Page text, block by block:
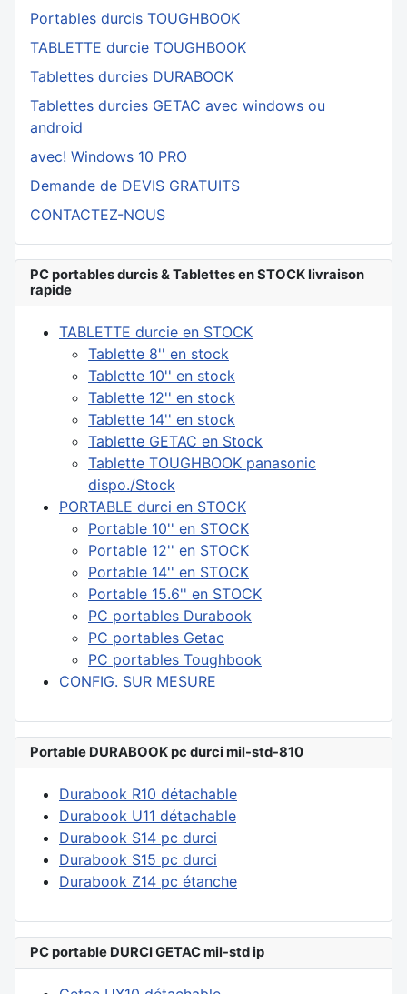
Portables durcis TOUGHBOOK
TABLETTE durcie TOUGHBOOK
Tablettes durcies DURABOOK
Tablettes durcies GETAC avec windows ou
android
avec! Windows 10 PRO
Demande de DEVIS GRATUITS
CONTACTEZ-NOUS
PC portables durcis & Tablettes en STOCK livraison
rapide
TABLETTE durcie en STOCK
Tablette 8'' en stock
Tablette 10'' en stock
Tablette 12'' en stock
Tablette 14'' en stock
Tablette GETAC en Stock
Tablette TOUGHBOOK panasonic
dispo./Stock
PORTABLE durci en STOCK
Portable 10'' en STOCK
Portable 12'' en STOCK
Portable 14'' en STOCK
Portable 15.6'' en STOCK
PC portables Durabook
PC portables Getac
PC portables Toughbook
CONFIG. SUR MESURE
Portable DURABOOK pc durci mil-std-810
Durabook R10 détachable
Durabook U11 détachable
Durabook S14 pc durci
Durabook S15 pc durci
Durabook Z14 pc étanche
PC portable DURCI GETAC mil-std ip